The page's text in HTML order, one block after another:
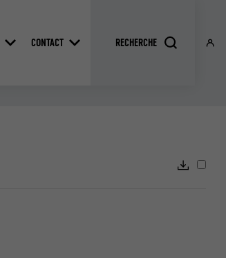
CONTACT